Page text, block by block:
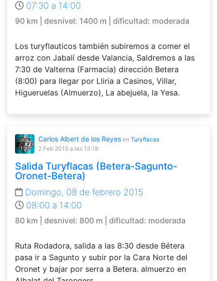
07:30 a 14:00
90 km | desnivel: 1400 m | dificultad: moderada
Los turyflauticos también subiremos a comer el
arroz con Jabalí desde Valancia, Saldremos a las
7:30 de Valterna (Farmacia) dirección Betera
(8:00) para llegar por Lliria a Casinos, Villar,
Higueruelas (Almuerzo), La abejuela, la Yesa.
Carlos Albert de los Reyes en Turyflacas
2 Feb 2015 a las 13:18
Salida Turyflacas (Betera-Sagunto-
Oronet-Betera)
Domingo, 08 de febrero 2015
08:00 a 14:00
80 km | desnivel: 800 m | dificultad: moderada
Ruta Rodadora, salida a las 8:30 desde Bétera
pasa ir a Sagunto y subir por la Cara Norte del
Oronet y bajar por serra a Betera. almuerzo en